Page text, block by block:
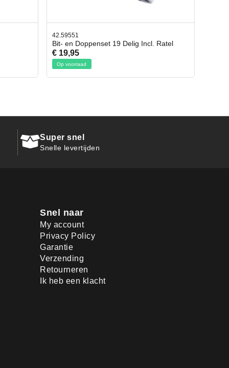
Ratel
42.65998
Afbreekmes 2 stuks
€ 10,95
Op voorraad
Super snel
Snelle levertijden
Snel naar
My account
Privacy Policy
Garantie
Verzending
Retourneren
Ik heb een klacht